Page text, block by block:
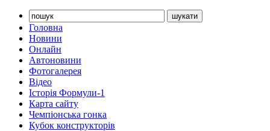
Головна
Новини
Онлайн
Автоновини
Фотогалерея
Відео
Історія Формули-1
Карта сайту
Чемпіонська гонка
Кубок конструкторів